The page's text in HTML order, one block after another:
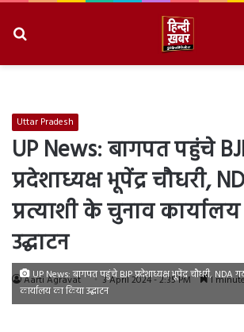
Uttar Pradesh
UP News: बागपत पहुंचे
प्रदेशाध्यक्ष भूपेंद्र चौधरी,
प्रत्याशी के चुनाव
उद्घाटन
Aarti Agravat 3 April 2024 - 2:35 PM 1
UP News: बागपत पहुंचे BJP प्रदेशाध्यक्ष भूपेंद्र चौधरी, NDA
कार्यालय का किया उद्घाटन